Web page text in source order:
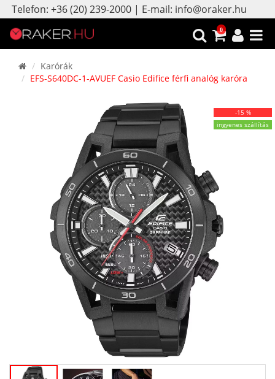
Telefon: +36 (20) 239-2000 | E-mail: info@oraker.hu
0
Karórák
EFS-S640DC-1-AVUEF Casio Edifice férfi analóg karóra
-15 %
ingyenes szállítás